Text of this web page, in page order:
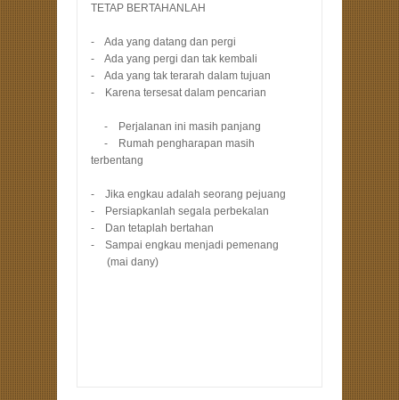
TETAP BERTAHANLAH
- Ada yang datang dan pergi
- Ada yang pergi dan tak kembali
- Ada yang tak terarah dalam tujuan
- Karena tersesat dalam pencarian
- Perjalanan ini masih panjang
- Rumah pengharapan masih
terbentang
- Jika engkau adalah seorang pejuang
- Persiapkanlah segala perbekalan
- Dan tetaplah bertahan
- Sampai engkau menjadi pemenang
(mai dany)